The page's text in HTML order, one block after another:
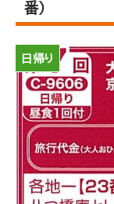
番）
日帰り